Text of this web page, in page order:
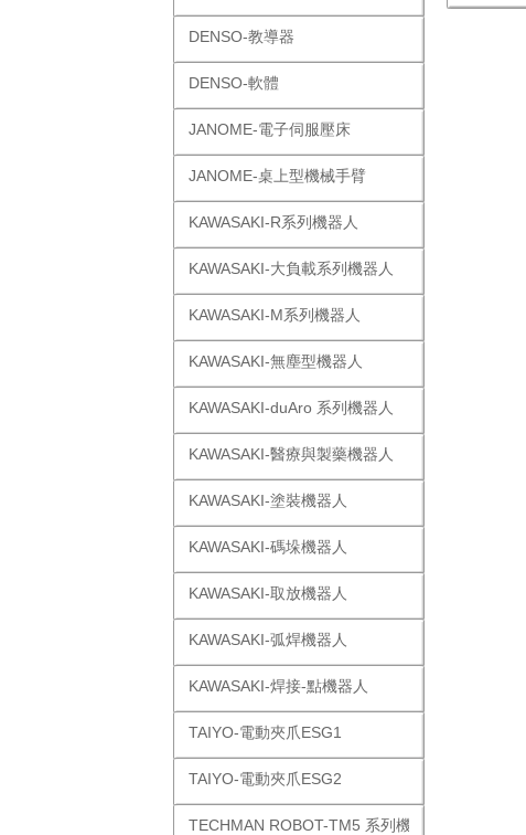
DENSO-教導器
DENSO-軟體
JANOME-電子伺服壓床
JANOME-桌上型機械手臂
KAWASAKI-R系列機器人
KAWASAKI-大負載系列機器人
KAWASAKI-M系列機器人
KAWASAKI-無塵型機器人
KAWASAKI-duAro 系列機器人
KAWASAKI-醫療與製藥機器人
KAWASAKI-塗裝機器人
KAWASAKI-碼垛機器人
KAWASAKI-取放機器人
KAWASAKI-弧焊機器人
KAWASAKI-焊接-點機器人
TAIYO-電動夾爪ESG1
TAIYO-電動夾爪ESG2
TECHMAN ROBOT-TM5 系列機器人